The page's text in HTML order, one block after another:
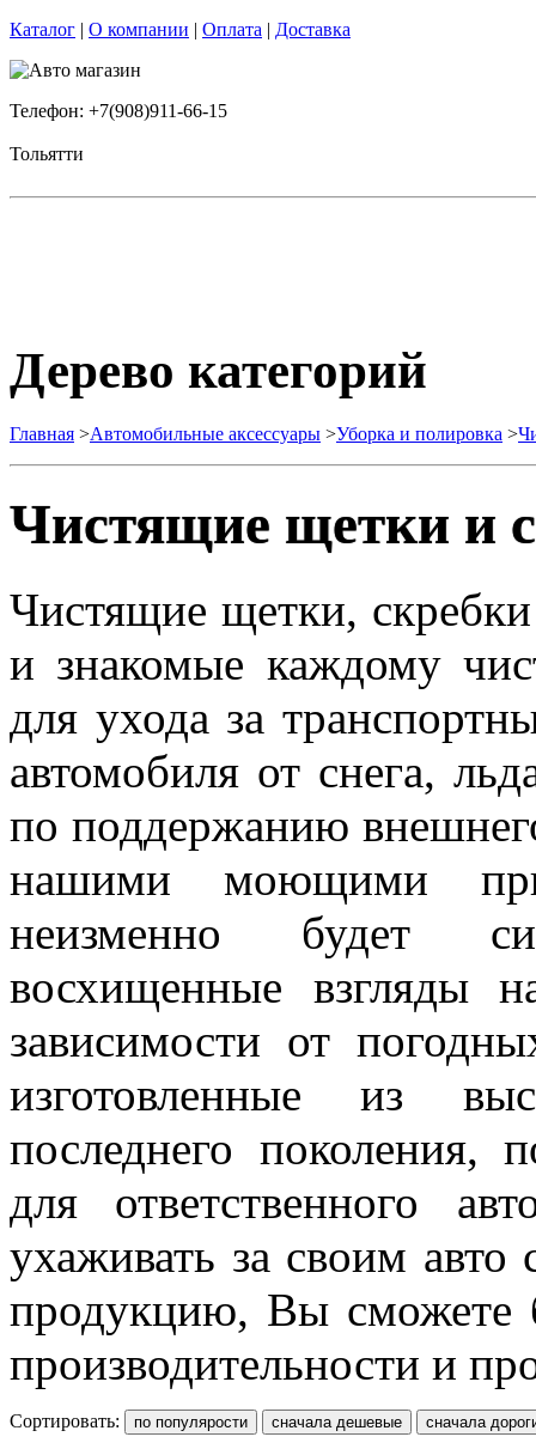
Каталог | О компании | Оплата | Доставка
Телефон: +7(908)911-66-15
Тольятти
Дерево категорий
Главная >Автомобильные аксессуары >Уборка и полировка >
Чистящие щетки и
Чистящие щетки,
и знакомые каждому
для ухода за
автомобиля от снега,
по поддержанию
нашими моющими
неизменно будет
восхищенные взгляды
зависимости от
изготовленные из
последнего поколения,
для ответственного
ухаживать за своим
продукцию, Вы сможете
производительности и
Сортировать: